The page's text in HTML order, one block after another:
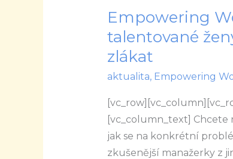
Empowering
talentované
zlákat
aktualita, Empowering
[vc_column_text] Chcete
jak se na konkrétní
zkušenější manažerky z
Empowering
Women
pomůže
rozvíjet
talentované
ženy
z
firem
už